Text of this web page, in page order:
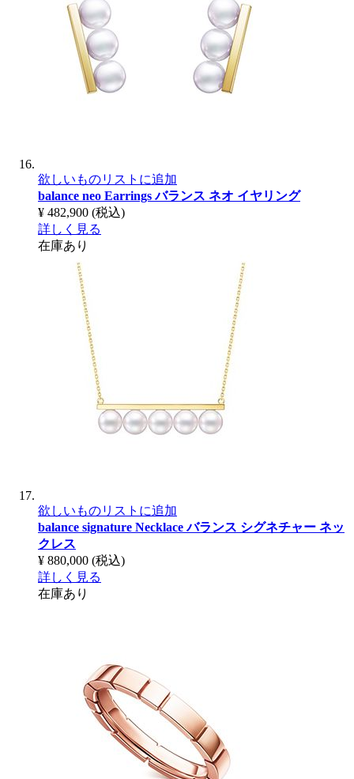
欲しいものリストに追加
balance neo Earringsバランス ネオ イヤリング
¥ 482,900 (税込)
詳しく見る
在庫あり
欲しいものリストに追加
balance signature Necklaceバランス シグネチャー ネッ
クレス
¥ 880,000 (税込)
詳しく見る
在庫あり